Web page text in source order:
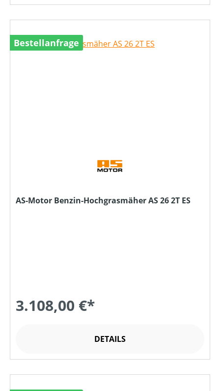
Bestellanfrage
AS-Motor Benzin-Hochgrasmäher AS 26 2T ES
3.108,00 €*
DETAILS